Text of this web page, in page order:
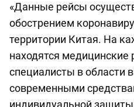
«Данные рейсы
обострением
территории Китая. На
находятся медицинские
специалисты в области
современными
индивидуальной